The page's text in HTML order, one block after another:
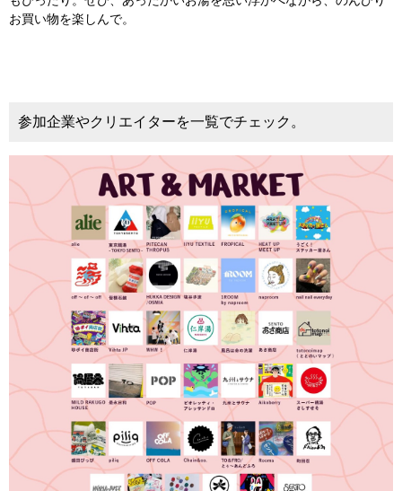
お買い物を楽しんで。
参加企業やクリエイターを一覧でチェック。